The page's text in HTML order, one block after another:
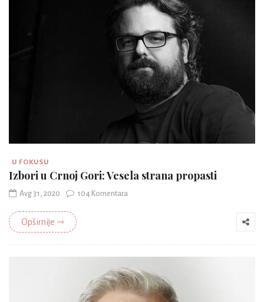
U FOKUSU
Izbori u Crnoj Gori: Vesela strana propasti
Avg 31, 2020 104 Komentara
Opširnije ⇾